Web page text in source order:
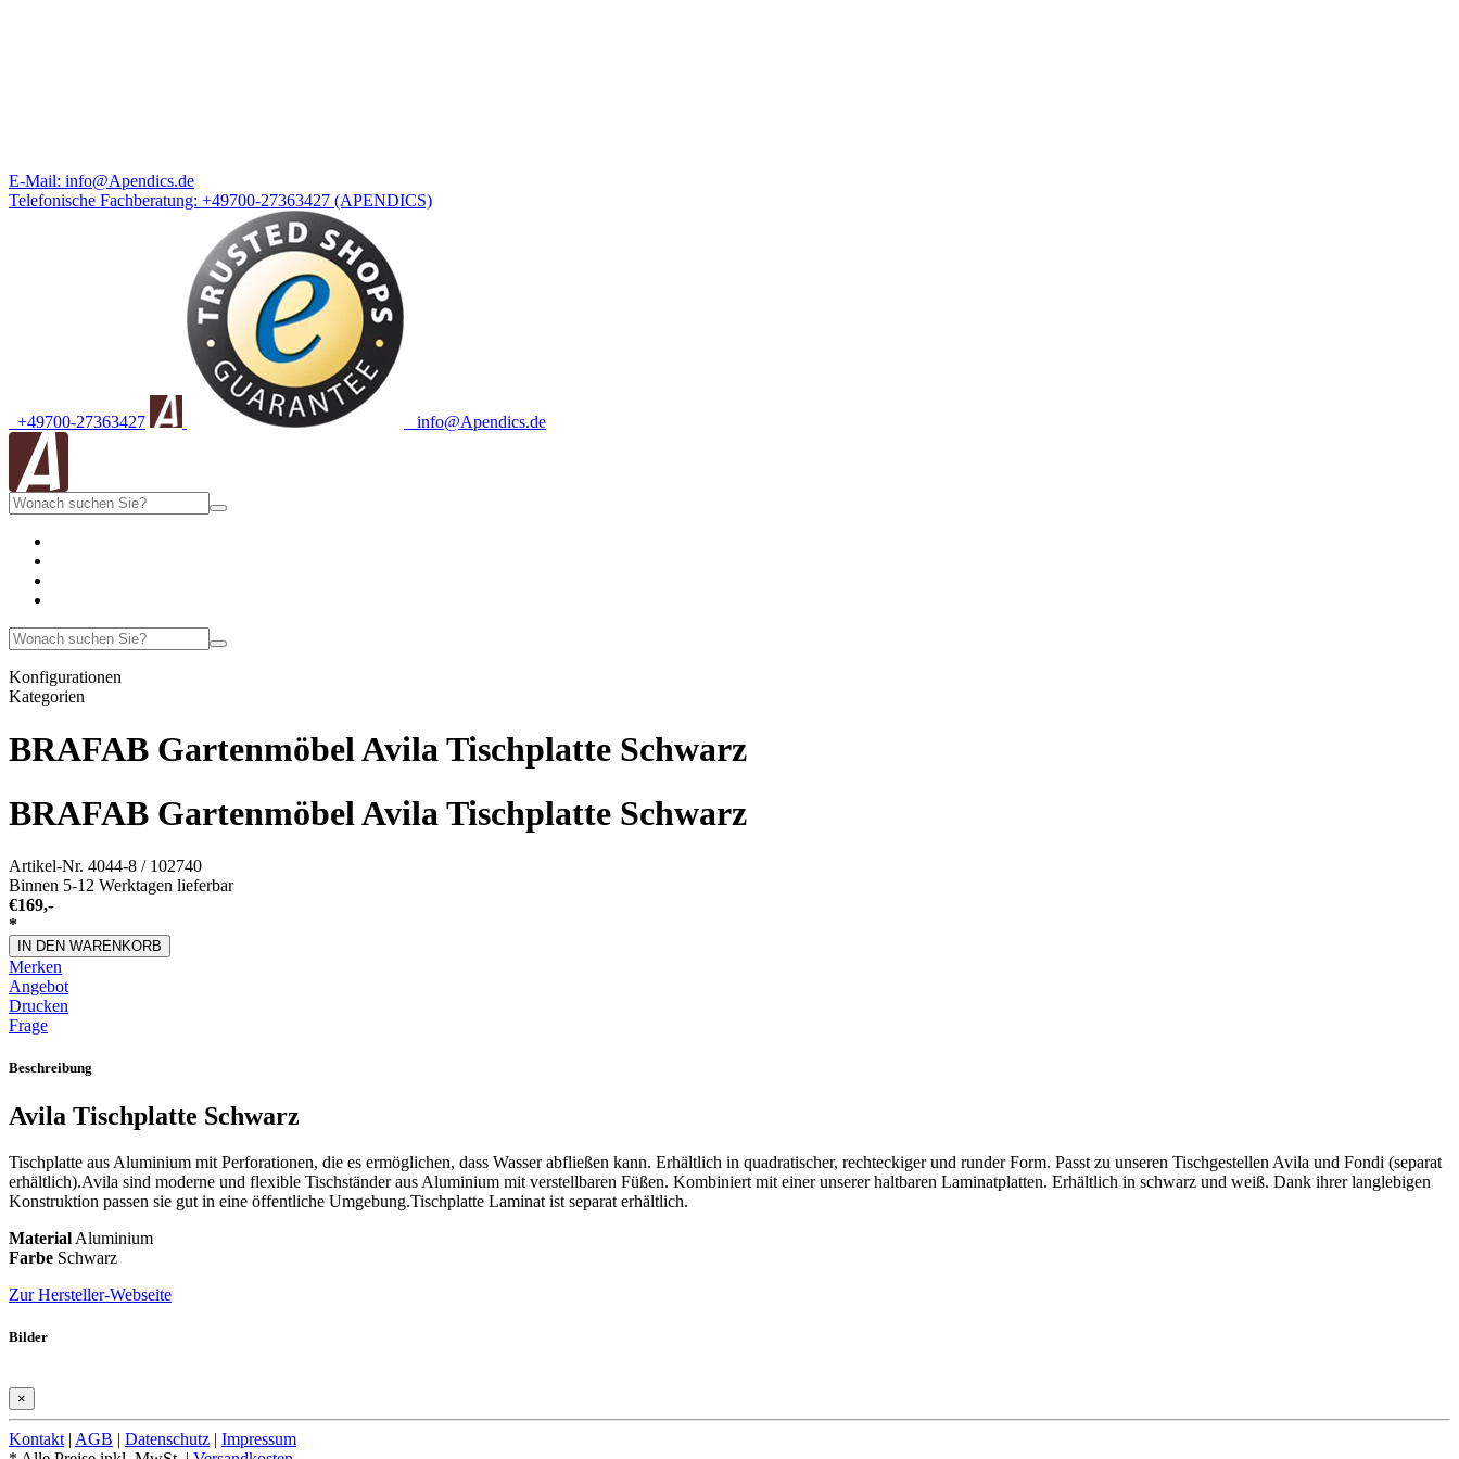
E-Mail: info@Apendics.de
Telefonische Fachberatung: +49700-27363427 (APENDICS)
+49700-27363427 info@Apendics.de
Konfigurationen
Kategorien
BRAFAB Gartenmöbel Avila Tischplatte Schwarz
BRAFAB Gartenmöbel Avila Tischplatte Schwarz
Artikel-Nr. 4044-8 / 102740
Binnen 5-12 Werktagen lieferbar
€169,-
*
IN DEN WARENKORB
Merken
Angebot
Drucken
Frage
Beschreibung
Avila Tischplatte Schwarz
Tischplatte aus Aluminium mit Perforationen, die es ermöglichen, dass Wasser abfließen kann. Erhältlich in quadratischer, rechteckiger und runder Form. Passt zu unseren Tischgestellen Avila und Fondi (separat
erhältlich).Avila sind moderne und flexible Tischständer aus Aluminium mit verstellbaren Füßen. Kombiniert mit einer unserer haltbaren Laminatplatten. Erhältlich in schwarz und weiß. Dank ihrer langlebigen
Konstruktion passen sie gut in eine öffentliche Umgebung.Tischplatte Laminat ist separat erhältlich.
Material Aluminium
Farbe Schwarz
Zur Hersteller-Webseite
Bilder
×
Kontakt | AGB | Datenschutz | Impressum